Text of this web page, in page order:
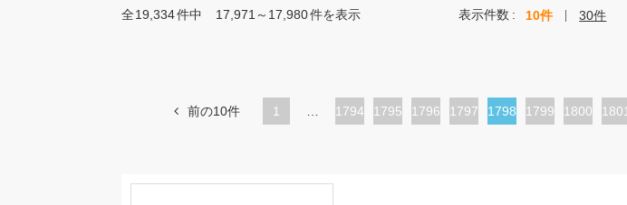
全19,334件中 17,971～17,980件を表示 表示件数 10件 30件
前の10件 1
ペ
1794
ペ
1795
ペ
1796
ペ
1797
カ
1798
ペ
1799
ペ
1800
ペ
1801